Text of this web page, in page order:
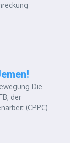
Die
der
(CPPC)